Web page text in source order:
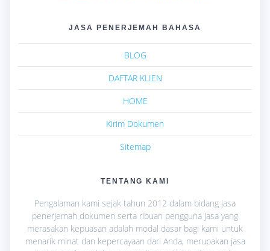
JASA PENERJEMAH BAHASA
BLOG
DAFTAR KLIEN
HOME
Kirim Dokumen
Sitemap
TENTANG KAMI
Pengalaman kami sejak tahun 2012 dalam bidang jasa
penerjemah dokumen serta ribuan pengguna jasa yang
merasakan kepuasan adalah modal dasar bagi kami untuk
menarik minat dan kepercayaan dari Anda, merupakan jasa